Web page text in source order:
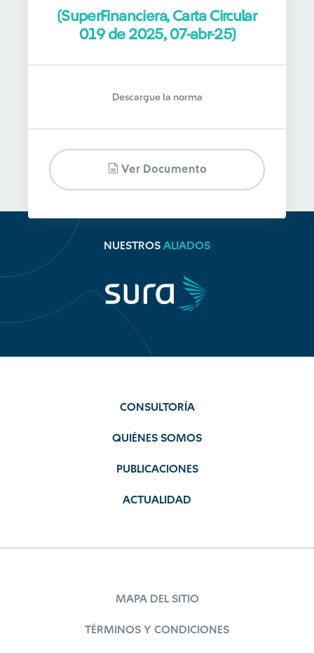
(SuperFinanciera, Carta Circular
019 de 2025, 07-abr-25)
Descargue la norma
Ver Documento
NUESTROS ALIADOS
CONSULTORÍA
QUIÉNES SOMOS
PUBLICACIONES
ACTUALIDAD
MAPA DEL SITIO
TÉRMINOS Y CONDICIONES